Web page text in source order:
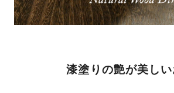
漆塗りの艶が美し